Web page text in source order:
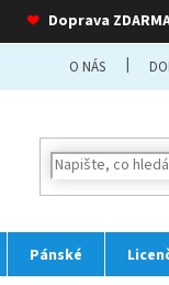
❤ Doprava
O NÁS
Pánské